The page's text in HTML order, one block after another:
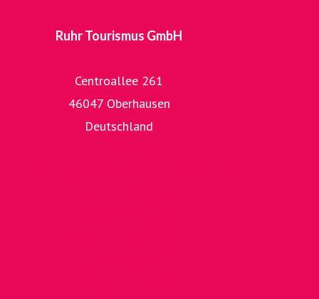
Ruhr Tourismus GmbH
Centroallee 261
46047 Oberhausen
Deutschland